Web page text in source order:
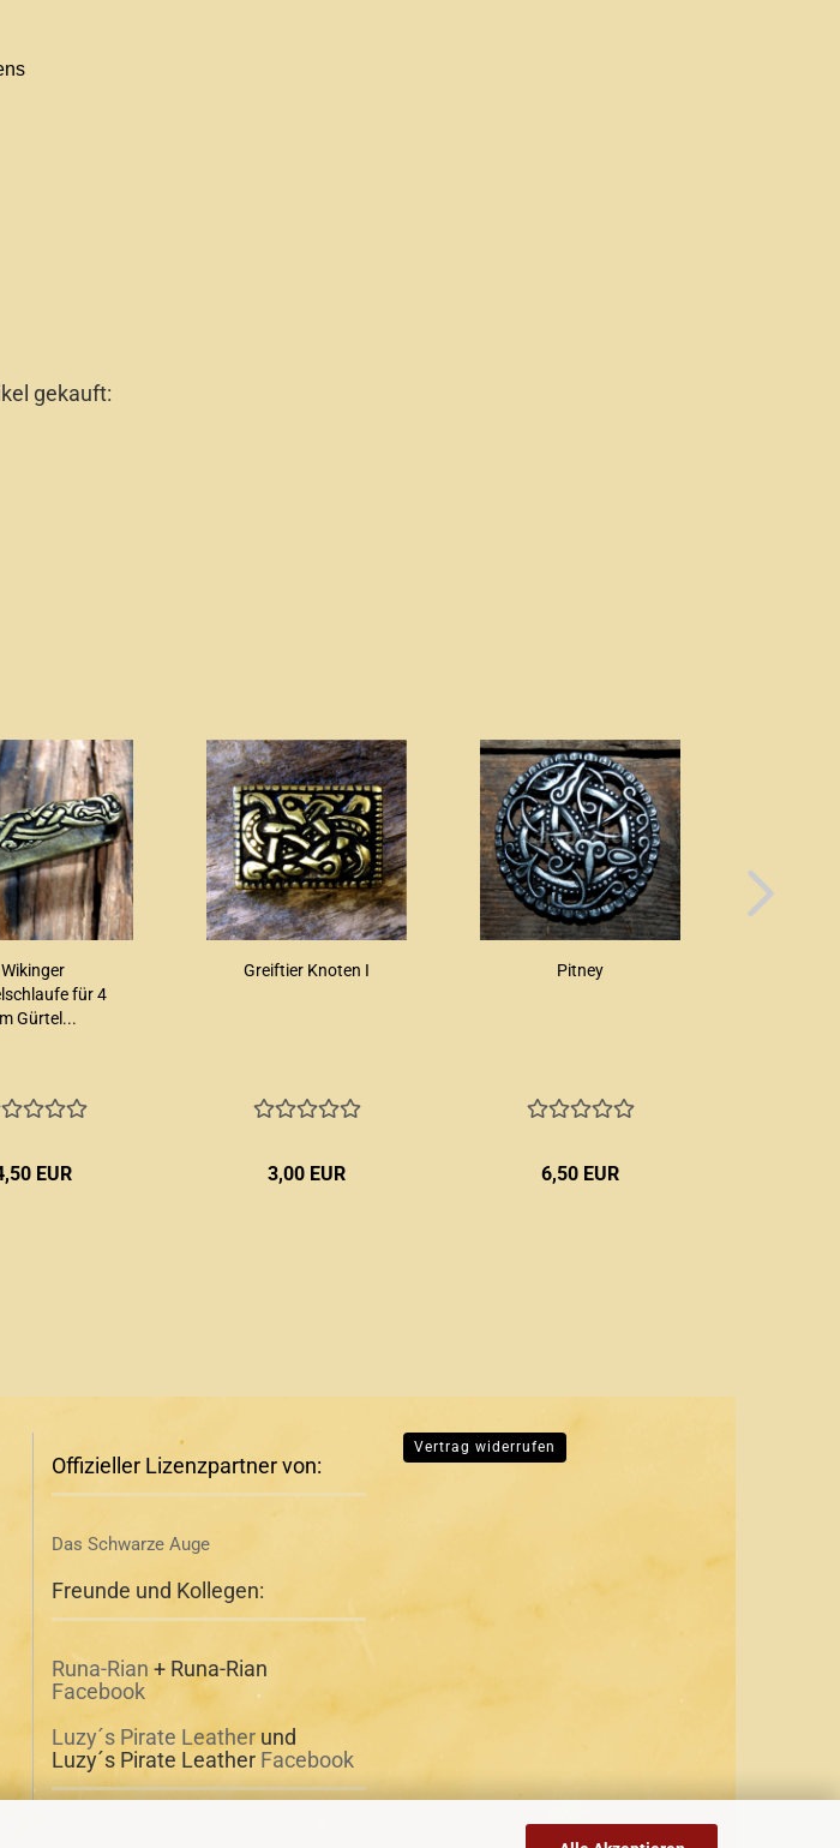
gekauft:
Wikinger
für 4
Gürtel...
EUR
Greiftier Knoten I
3,00 EUR
Pitney
6,50 EUR
Offizieller Lizenzpartner von:
Das Schwarze Auge
Freunde und Kollegen:
Runa-Rian + Runa-Rian
Facebook
Luzy´s Pirate Leather und
Luzy´s Pirate Leather Facebook
Vertrag widerrufen